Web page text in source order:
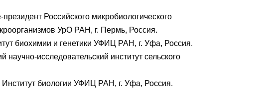
Российского микробиологического
УрО РАН, г. Пермь, Россия.
биохимии и генетики УФИЦ РАН, г. Уфа, Россия.
исследовательский институт сельского
биологии УФИЦ РАН, г. Уфа, Россия.